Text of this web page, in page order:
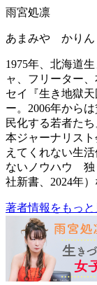
雨宮処凛
あまみや かりん
1975年、北海道
ャ、フリーター
セイ『生き地獄
ー。2006年から
民化する若者た
本ジャーナリス
えてくれない生
ないノウハウ 独
社新書、2024年）
著者情報をもっと